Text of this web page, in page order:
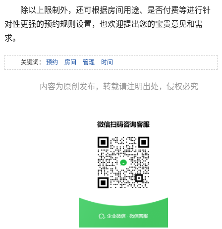
除以上限制外，还可根据房间用途、是否付费等进行针
对性更强的预约规则设置，也欢迎提出您的宝贵意见和需
求。
关键词： 预约 房间 管理 时间
内容为原创发布，转载请注明出处，侵权必究